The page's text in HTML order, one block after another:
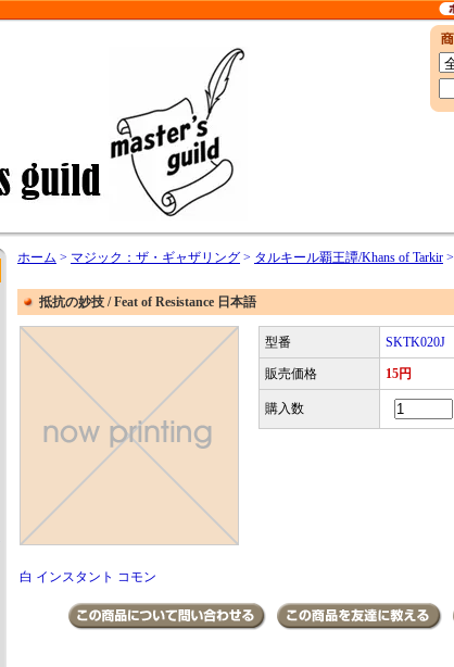
ホーム > マジック：ザ・ギャザリング > タルキール覇王譚/Khans of Tarkir >
抵抗の妙技 / Feat of Resistance 日本語
型番 SKTK020J
販売価格 15円
購入数
白 インスタント コモン